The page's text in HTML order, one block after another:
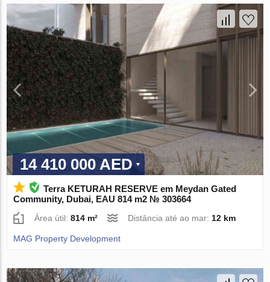
14 410 000 AED
Terra KETURAH RESERVE em Meydan Gated
Community, Dubai, EAU 814 m2 № 303664
Área útil:814 m² Distância até ao mar: 12 km
MAG Property Development